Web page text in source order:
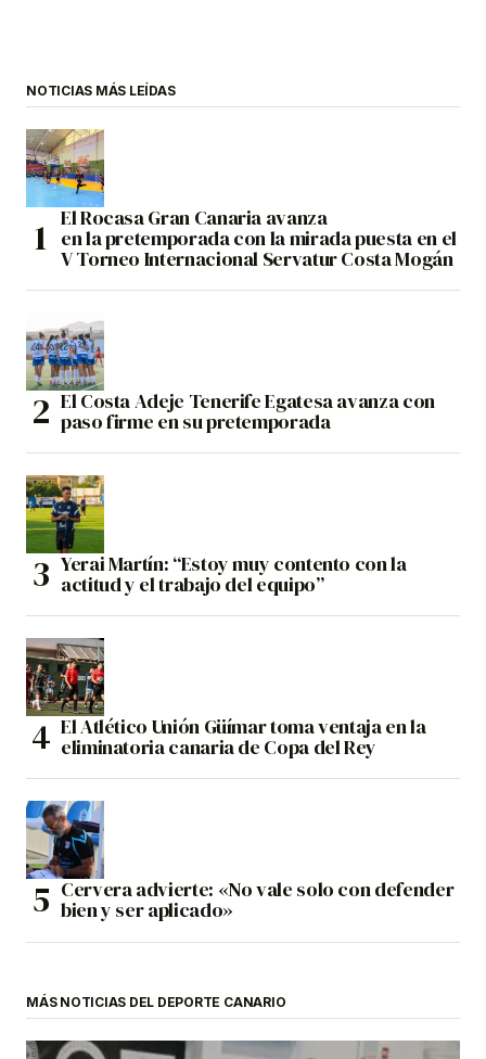
NOTICIAS MÁS LEÍDAS
El Rocasa Gran Canaria avanza
en la pretemporada con la mirada puesta en el
V Torneo Internacional Servatur Costa Mogán
El Costa Adeje Tenerife Egatesa avanza con
paso firme en su pretemporada
Yerai Martín: “Estoy muy contento con la
actitud y el trabajo del equipo”
El Atlético Unión Güímar toma ventaja en la
eliminatoria canaria de Copa del Rey
Cervera advierte: «No vale solo con defender
bien y ser aplicado»
MÁS NOTICIAS DEL DEPORTE CANARIO